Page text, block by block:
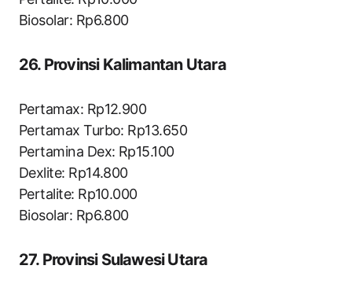
Biosolar: Rp6.800
26. Provinsi Kalimantan Utara
Pertamax: Rp12.900
Pertamax Turbo: Rp13.650
Pertamina Dex: Rp15.100
Dexlite: Rp14.800
Pertalite: Rp10.000
Biosolar: Rp6.800
27. Provinsi Sulawesi Utara